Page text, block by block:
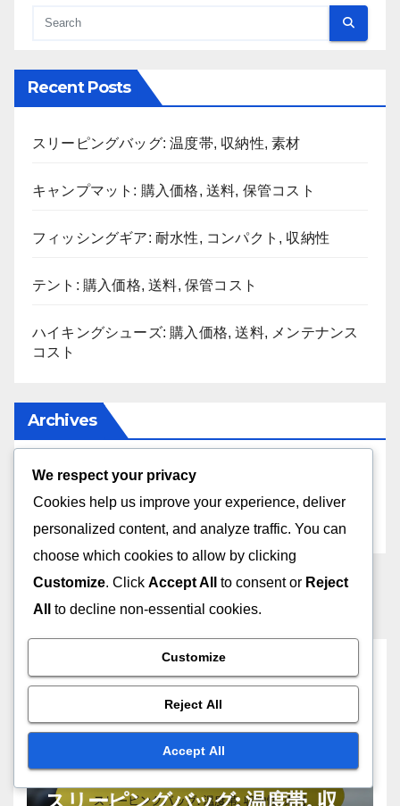
Recent Posts
スリーピングバッグ: 温度帯, 収納性, 素材
キャンプマット: 購入価格, 送料, 保管コスト
フィッシングギア: 耐水性, コンパクト, 収納性
テント: 購入価格, 送料, 保管コスト
ハイキングシューズ: 購入価格, 送料, メンテナンス
コスト
Archives
December 2025
November 2025
We respect your privacy
Cookies help us improve your experience, deliver
personalized content, and analyze traffic. You can
choose which cookies to allow by clicking
Customize. Click Accept All to consent or Reject
All
to decline non-essential cookies.
Customize
Reject All
Accept All